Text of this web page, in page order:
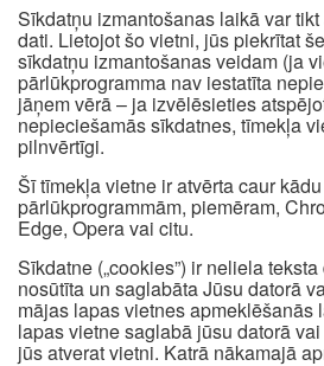
Sīkdatņu izmantošanas laikā var
dati. Lietojot šo vietni, jūs piekrītat
sīkdatņu izmantošanas veidam (ja
pārlūkprogramma nav iestatīta
jāņem vērā – ja izvēlēsieties
nepieciešamās sīkdatnes, tīmekļa
pilnvērtīgi.
Šī tīmekļa vietne ir atvērta caur
pārlūkprogrammām, piemēram,
Edge, Opera vai citu.
Sīkdatne („cookies”) ir neliela
nosūtīta un saglabāta Jūsu datorā
mājas lapas vietnes apmeklēšanās
lapas vietne saglabā jūsu datorā
jūs atverat vietni. Katrā nākamajā